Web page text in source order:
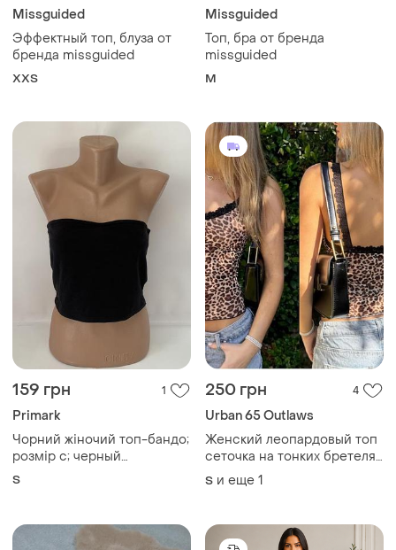
Missguided
Эффектный топ, блуза от
бренда missguided
XХS
Missguided
Топ, бра от бренда
missguided
M
159 грн 1
Primark
Чорний жіночий топ-бандо;
розмір с; черный
хлопковый топ-бандо без
scene бренда primark в
размере s.
S
250 грн 4
Urban 65 Outlaws
Женский леопардовый топ
сеточка на тонких бретелях
в бельевом стиле
S и еще 1